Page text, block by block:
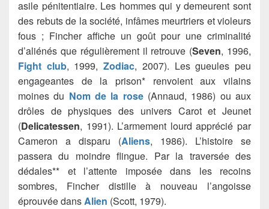
asile pénitentiaire. Les hommes qui y demeurent sont
des rebuts de la société, infâmes meurtriers et violeurs
fous ; Fincher affiche un goût pour une criminalité
d’aliénés que régulièrement il retrouve (Seven, 1996,
Fight club, 1999,Zodiac, 2007). Les gueules peu
engageantes de la prison* renvoient aux vilains
moines du Nom de la rose(Annaud, 1986) ou aux
drôles de physiques des univers Carot et Jeunet
(Delicatessen, 1991). L’armement lourd apprécié par
Cameron a disparu (Aliens, 1986). L’histoire se
passera du moindre flingue. Par la traversée des
dédales** et l’attente imposée dans les recoins
sombres, Fincher distille à nouveau l’angoisse
éprouvée dansAlien (Scott, 1979).